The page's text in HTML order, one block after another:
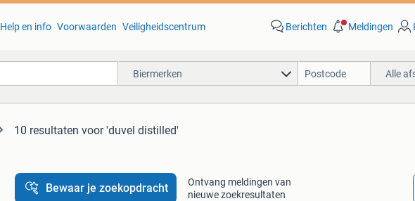
Help en info Voorwaarden Veiligheidscentrum Berichten Meldingen
Biermerken Alle
10 resultaten voor 'duvel distilled'
Bewaar je zoekopdracht
Ontvang meldingen van
nieuwe zoekresultaten